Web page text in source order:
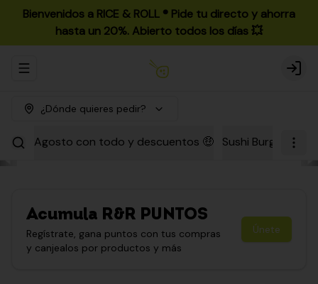
Bienvenidos a RICE & ROLL ®️ Pide tu directo y ahorra
hasta un 20%. Abierto todos los días 💥
Abrir menu de navegación Login
¿Dónde quieres pedir?
Agosto con todo y descuentos 🤑 Sushi Burgers
Acumula R&R PUNTOS
Regístrate, gana puntos con tus compras
y canjealos por productos y más
Únete